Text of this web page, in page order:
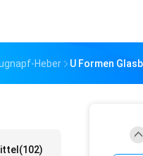
Heber U Formen
(102)